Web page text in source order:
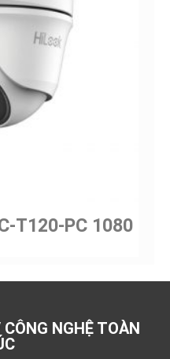
T120-PC 1080
NGHỆ TOÀN